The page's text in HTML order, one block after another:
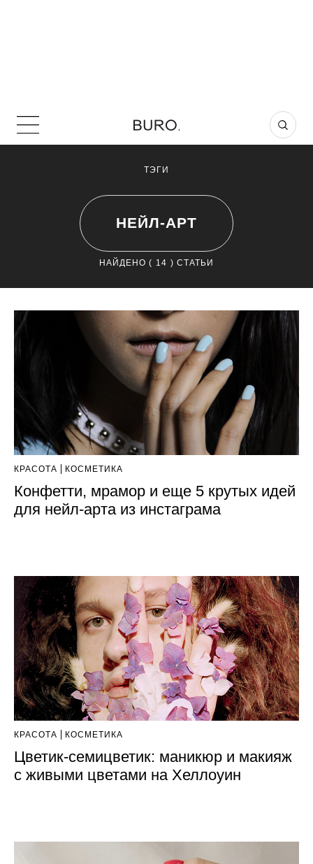
ТЭГИ
НЕЙЛ-АРТ
НАЙДЕНО ( 14 ) СТАТЬИ
КРАСОТА КОСМЕТИКА
Конфетти, мрамор и еще 5 крутых идей
для нейл-арта из инстаграма
КРАСОТА КОСМЕТИКА
Цветик-семицветик: маникюр и макияж
с живыми цветами на Хеллоуин